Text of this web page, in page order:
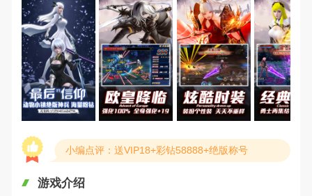
小编点评：送VIP18+彩钻58888+绝版称号
游戏介绍